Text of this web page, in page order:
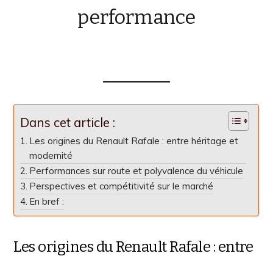
performance
Dans cet article :
Les origines du Renault Rafale : entre héritage et
modernité
Performances sur route et polyvalence du véhicule
Perspectives et compétitivité sur le marché
En bref :
Les origines du Renault Rafale : entre